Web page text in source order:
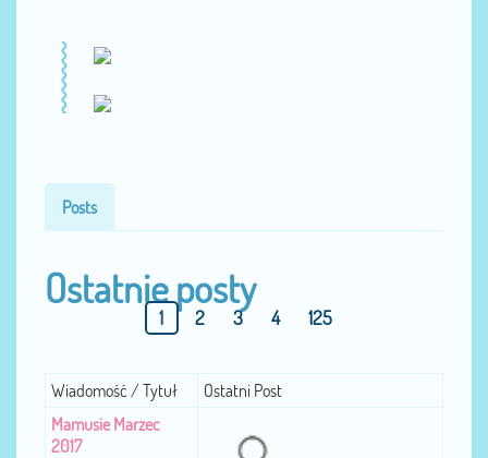
Posts
Ostatnie posty
1 2 3 4 125
Wiadomość / Tytuł
Ostatni Post
Mamusie Marzec
2017